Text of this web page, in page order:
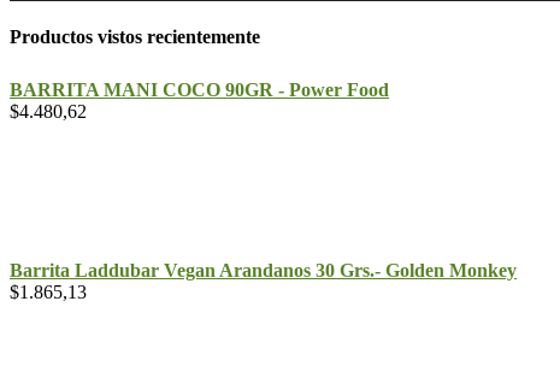
Productos vistos recientemente
BARRITA MANI COCO 90GR - Power Food
$4.480,62
Barrita Laddubar Vegan Arandanos 30 Grs.- Golden Monkey
$1.865,13